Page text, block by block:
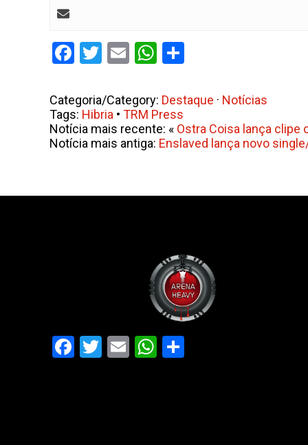
Facebook
Twitter
EmailWhatsApp
Categoria/Category: Destaque · Notícias
Tags: Hibria • TRM Press
Notícia mais recente: « Ostra Coisa lança clipe
Notícia mais antiga: Enslaved lança novo
Facebook
Twitter
EmailWhatsApp